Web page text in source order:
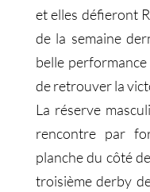
et elles défieront
de la semaine
belle
de retrouver la
La réserve
rencontre par
planche du côté
troisième derby